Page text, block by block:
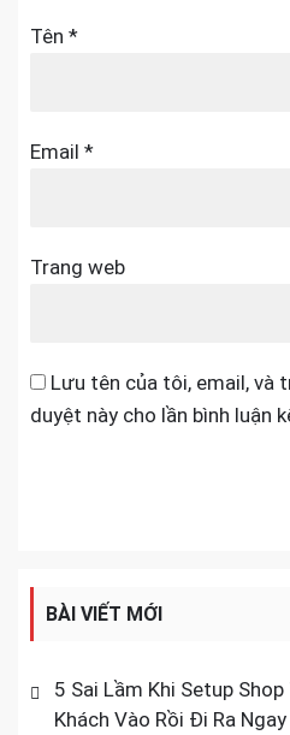
Tên *
Email *
Trang web
Lưu tên của tôi, email, và
duyệt này cho lần bình luận
BÀI VIẾT MỚI
5 Sai Lầm Khi Setup
Khách Vào Rồi Đi Ra Ngay